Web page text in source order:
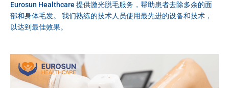
Eurosun Healthcare 提供激光脱毛服务，帮助患者去除多余的面
部和身体毛发。 我们熟练的技术人员使用最先进的设备和技术，
以达到最佳效果。